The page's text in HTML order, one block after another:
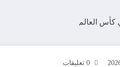
0 تعليقات